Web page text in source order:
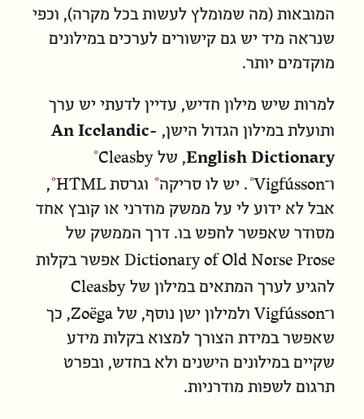
המובאות (מה שמומלץ לעשות בכל מקרה), וכפי
שנראה מיד יש גם קישורים לערכים במילונים
מוקדמים יותר.
למרות שיש מילון חדיש, עדיין לדעתי יש ערך
ותועלת במילון הגדול הישן, An Icelandic-
English Dictionary, של Cleasby
ו־Vigfússon . יש לו סריקה וגרסת HTML
,
אבל לא ידוע לי על ממשק מודרני או קובץ אחד
מסודר שאפשר לחפש בו. דרך הממשק של
Dictionary of Old Norse Proseאפשר בקלות
להגיע לערך המתאים במילון של Cleasby
ו־Vigfússonולמילון ישן נוסף, של Zoëga, כך
שאפשר במידת הצורך למצוא בקלות מידע
שקיים במילונים הישנים ולא בחדש, ובפרט
תרגום לשפות מודרניות.